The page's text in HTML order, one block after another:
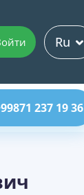
Ru
237 19 36